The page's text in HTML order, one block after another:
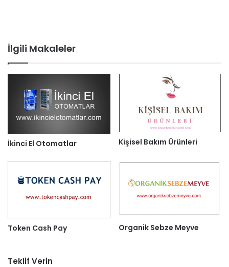
İlgili Makaleler
İkinci El Otomatlar Kişisel Bakım Ürünleri
Token Cash Pay Organik Sebze Meyve
Teklif Verin